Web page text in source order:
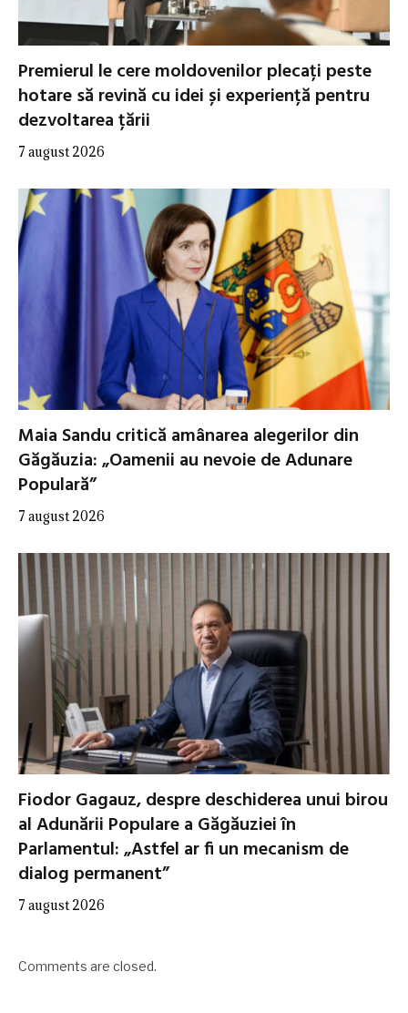
Premierul le cere moldovenilor plecați peste
hotare să revină cu idei și experiență pentru
dezvoltarea țării
7 august 2026
Maia Sandu critică amânarea alegerilor din
Găgăuzia: „Oamenii au nevoie de Adunare
Populară”
7 august 2026
Fiodor Gagauz, despre deschiderea unui birou
al Adunării Populare a Găgăuziei în
Parlamentul: „Astfel ar fi un mecanism de
dialog permanent”
7 august 2026
Comments are closed.